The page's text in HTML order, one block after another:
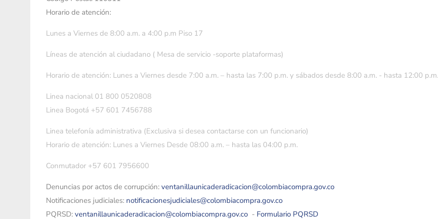
Horario de atención:
Lunes a Viernes de 8:00 a.m. a 4:00 p.m Piso 17
Líneas de atención al ciudadano ( Mesa de servicio -soporte plataformas)
Horario de atención: Lunes a Viernes desde 7:00 a.m. – hasta las 7:00 p.m. y sábados desde 8:00 a.m. - hasta 12:00 p.m.
Linea nacional 01 800 0520808
Linea Bogotá +57 601 7456788
Linea telefonía administrativa (Exclusiva si desea contactarse con un funcionario)
Horario de atención: Lunes a Viernes Desde 08:00 a.m. – hasta las 04:00 p.m.
Conmutador +57 601 7956600
Denuncias por actos de corrupción: ventanillaunicaderadicacion@colombiacompra.gov.co
Notificaciones judiciales: notificacionesjudiciales@colombiacompra.gov.co
PQRSD: ventanillaunicaderadicacion@colombiacompra.gov.co - Formulario PQRSD